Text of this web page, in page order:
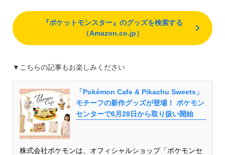
『ポケットモンスター』のグッズを検索する
（Amazon.co.jp）
▼こちらの記事もお楽しみください
「Pokémon Cafe & Pikachu Sweets」
モチーフの新作グッズが登場！ ポケモン
センターで6月28日から取り扱い開始
株式会社ポケモンは、オフィシャルショップ「ポケモンセ